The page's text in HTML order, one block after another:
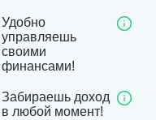
Удобно
управляешь
своими
финансами!
Забираешь доход
в любой момент!